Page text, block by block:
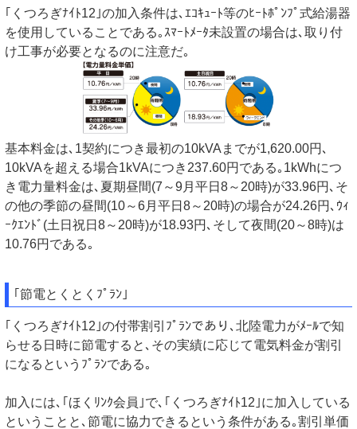
｢くつろぎﾅｲﾄ12｣の加入条件は､ｴｺｷｭｰﾄ等のﾋｰﾄﾎﾟﾝﾌﾟ式給湯器
を使用していることである｡ｽﾏｰﾄﾒｰﾀ未設置の場合は､取り付
け工事が必要となるのに注意だ｡
基本料金は､1契約につき最初の10kVAまでが1,620.00円､
10kVAを超える場合1kVAにつき237.60円である｡1kWhにつ
き電力量料金は､夏期昼間(7～9月平日8～20時)が33.96円､そ
の他の季節の昼間(10～6月平日8～20時)の場合が24.26円､ｳｨ
ｰｸｴﾝﾄﾞ(土日祝日8～20時)が18.93円､そして夜間(20～8時)は
10.76円である｡
｢節電とくとくﾌﾟﾗﾝ｣
｢くつろぎﾅｲﾄ12｣の付帯割引ﾌﾟﾗﾝであり､北陸電力がﾒｰﾙで知
らせる日時に節電すると､その実績に応じて電気料金が割引
になるというﾌﾟﾗﾝである｡
加入には､｢ほくﾘﾝｸ会員｣で､｢くつろぎﾅｲﾄ12｣に加入している
ということと､節電に協力できるという条件がある｡割引単価